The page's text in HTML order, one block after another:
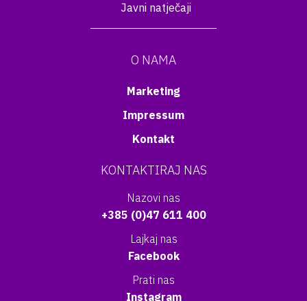
Javni natječaji
O NAMA
Marketing
Impressum
Kontakt
KONTAKTIRAJ NAS
Nazovi nas
+385 (0)47 611 400
Lajkaj nas
Facebook
Prati nas
Instagram